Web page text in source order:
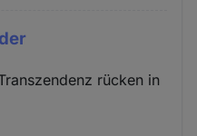
rücken in